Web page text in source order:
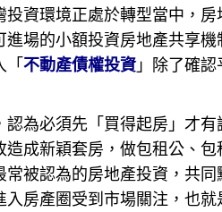
資環境正處於轉型當中， 房
場的小額投資房地產共享
「不動產債權投資」除了確認
為必須先「買得起房」才
成新穎套房，做包租公、包
常被認為的房地產投資，共同
房產圈受到市場關注，也